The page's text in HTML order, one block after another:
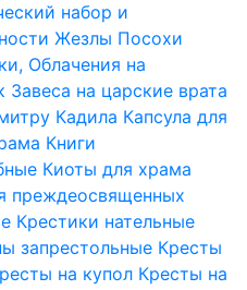
набор и
Жезлы Посохи
Облачения на
Завеса на царские врата
Кадила Капсула для
Книги
Киоты для храма
преждеосвященных
Крестики нательные
запрестольные Кресты
на купол Кресты на